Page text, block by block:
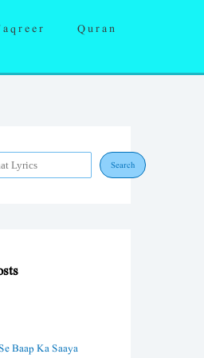
Quran
Search
Baap Ka Saaya